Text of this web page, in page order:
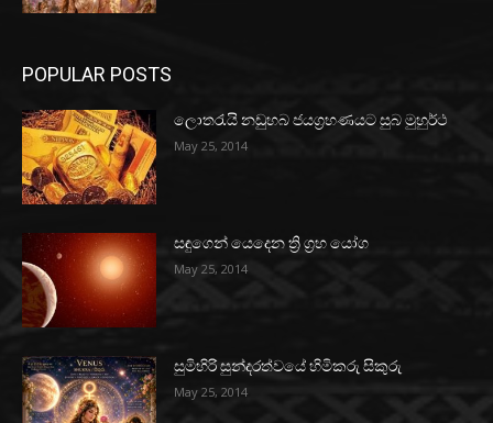
POPULAR POSTS
ලොතරැයි නඩුහබ ජයග්‍රහණයට සුබ මුහුර්ථ
May 25, 2014
සඳුගෙන් යෙදෙන ත්‍රි ග්‍රහ යෝග
May 25, 2014
සුමිහිරි සුන්දරත්වයේ හිමිකරු සිකුරු
May 25, 2014